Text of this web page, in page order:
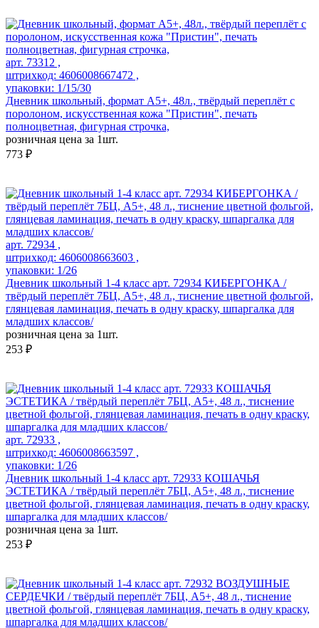
арт. 73312 ,
штрихкод: 4606008667472 ,
упаковки: 1/15/30
Дневник школьный, формат А5+, 48л., твёрдый переплёт с
поролоном, искусственная кожа "Пристин", печать
полноцветная, фигурная строчка,
розничная цена за 1шт.
773 ₽
арт. 72934 ,
штрихкод: 4606008663603 ,
упаковки: 1/26
Дневник школьный 1-4 класс арт. 72934 КИБЕРГОНКА /
твёрдый переплёт 7БЦ, А5+, 48 л., тиснение цветной фольгой,
глянцевая ламинация, печать в одну краску, шпаргалка для
младших классов/
розничная цена за 1шт.
253 ₽
арт. 72933 ,
штрихкод: 4606008663597 ,
упаковки: 1/26
Дневник школьный 1-4 класс арт. 72933 КОШАЧЬЯ
ЭСТЕТИКА / твёрдый переплёт 7БЦ, А5+, 48 л., тиснение
цветной фольгой, глянцевая ламинация, печать в одну краску,
шпаргалка для младших классов/
розничная цена за 1шт.
253 ₽